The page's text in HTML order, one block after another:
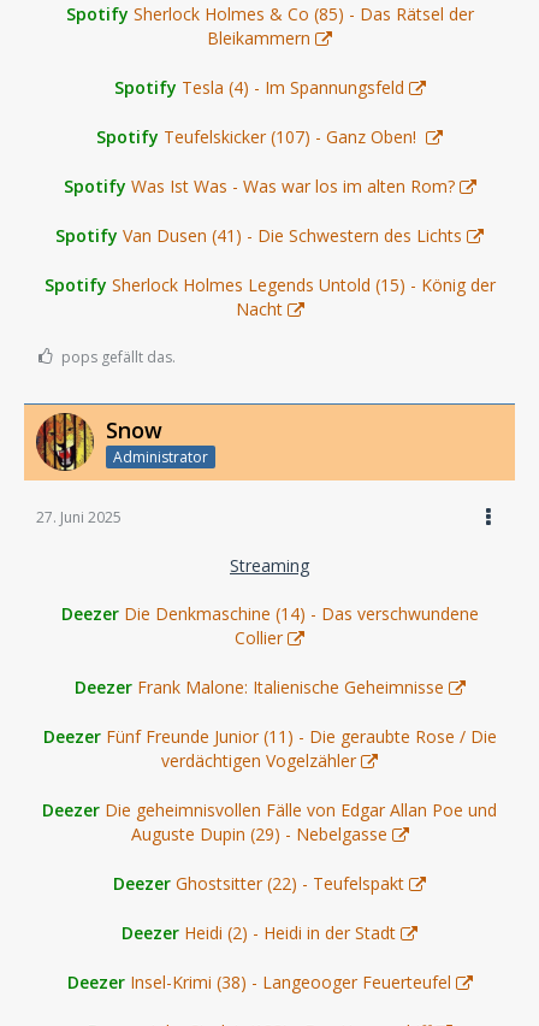
Spotify Sherlock Holmes & Co (85) - Das Rätsel der
Bleikammern
Spotify Tesla (4) - Im Spannungsfeld
Spotify Teufelskicker (107) - Ganz Oben!
Spotify Was Ist Was - Was war los im alten Rom?
Spotify Van Dusen (41) - Die Schwestern des Lichts
Spotify Sherlock Holmes Legends Untold (15) - König der
Nacht
pops gefällt das.
Snow
Administrator
27. Juni 2025
Streaming
Deezer Die Denkmaschine (14) - Das verschwundene
Collier
Deezer Frank Malone: Italienische Geheimnisse
Deezer Fünf Freunde Junior (11) - Die geraubte Rose / Die
verdächtigen Vogelzähler
Deezer Die geheimnisvollen Fälle von Edgar Allan Poe und
Auguste Dupin (29) - Nebelgasse
Deezer Ghostsitter (22) - Teufelspakt
Deezer Heidi (2) - Heidi in der Stadt
Deezer Insel-Krimi (38) - Langeooger Feuerteufel